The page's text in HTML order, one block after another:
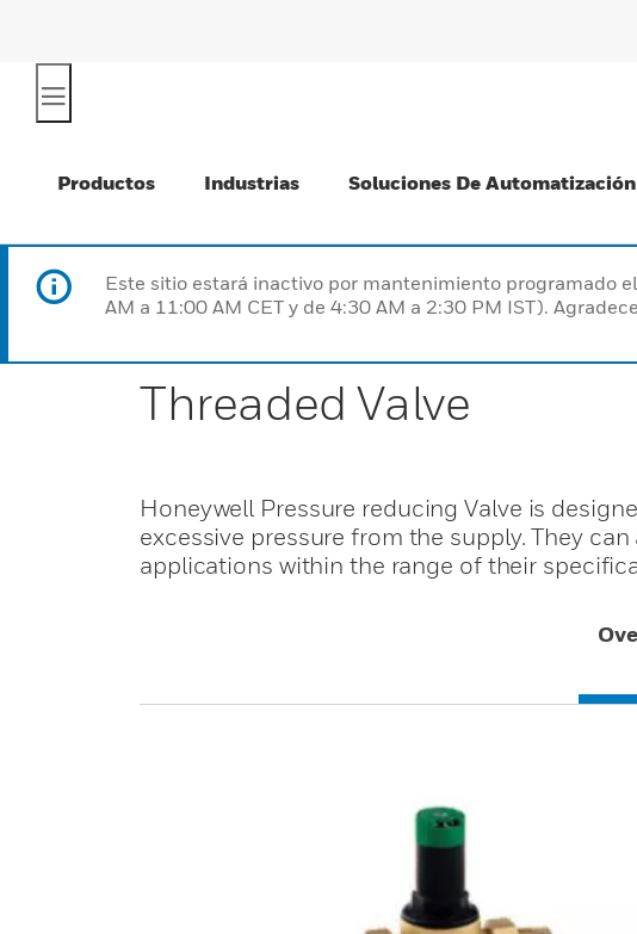
Productos Industrias Soluciones De Automatización
Este sitio estará inactivo por mantenimiento programado
AM a 11:00 AM CET y de 4:30 AM a 2:30 PM IST).
Threaded Valve
Honeywell Pressure reducing Valve is
excessive pressure from the supply. They
applications within the range of their